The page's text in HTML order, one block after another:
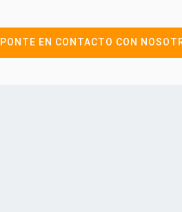
PONTE EN CONTACTO CON